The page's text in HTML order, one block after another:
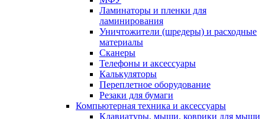
Ламинаторы и пленки для
ламинирования
Уничтожители (шредеры) и расходные
материалы
Сканеры
Телефоны и аксессуары
Калькуляторы
Переплетное оборудование
Резаки для бумаги
Компьютерная техника и аксессуары
Клавиатуры, мыши, коврики для мыши